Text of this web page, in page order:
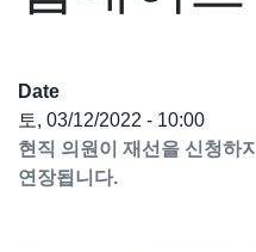
Date
토, 03/12/2022 - 10:00
현직 의원이 재선을 신청하
연장됩니다.